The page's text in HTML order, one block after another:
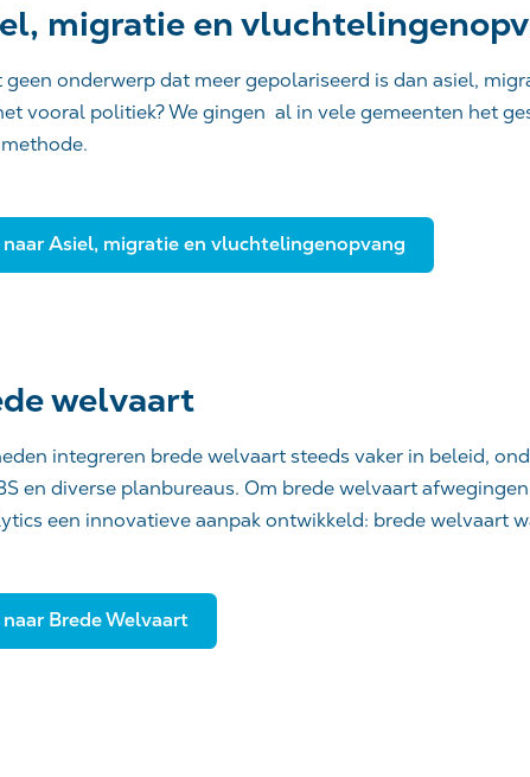
migratie en
geen onderwerp dat meer gepolariseerd is dan asiel,
vooral politiek? We gingen al in vele gemeenten het
naar Asiel, migratie en vluchtelingenopvang
welvaart
integreren brede welvaart steeds vaker in beleid,
en diverse planbureaus. Om brede welvaart
een innovatieve aanpak ontwikkeld: brede welvaart
naar Brede Welvaart